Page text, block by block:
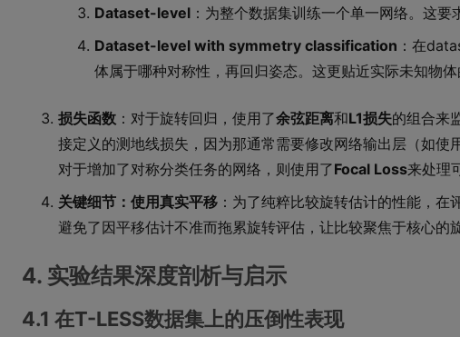
Dataset-level ：为整个数据集训练一个单一网络。这要
Dataset-level with symmetry classification ：在
体属于哪种对称性，再回归姿态。这更贴近实际未知物体
损失函数 ：对于旋转回归，使用了余弦距离和L1损失的组合来
接定义的测地线损失，因为那通常需要修改网络输出层（如使
对于增加了对称分类任务的网络，则使用了Focal Loss来处理
关键细节：使用真实平移 ：为了纯粹比较旋转估计的性能，
避免了因平移估计不准而拖累旋转评估，让比较聚焦于核心的
4. 实验结果深度剖析与启示
4.1 在T-LESS数据集上的压倒性表现